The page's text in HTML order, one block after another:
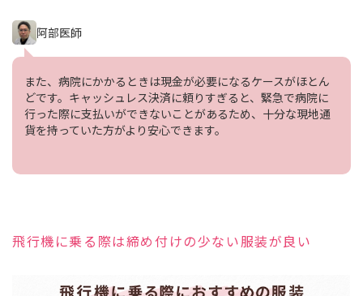
阿部医師
また、病院にかかるときは現金が必要になるケースがほとん
どです。キャッシュレス決済に頼りすぎると、緊急で病院に
行った際に支払いができないことがあるため、十分な現地通
貨を持っていた方がより安心できます。
飛行機に乗る際は締め付けの少ない服装が良い